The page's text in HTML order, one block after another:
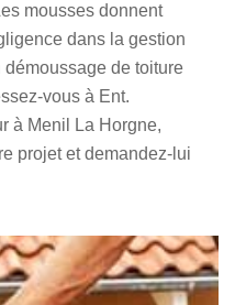
mousses donnent
dans la gestion
de toiture
vous à Ent.
à Menil La Horgne,
projet et demandez-lui